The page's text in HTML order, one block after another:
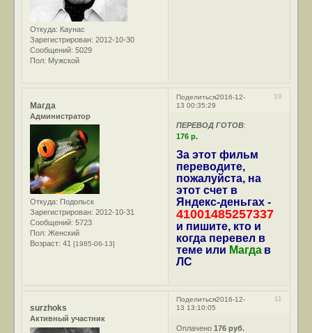
Откуда: Каунас
Зарегистрирован: 2012-10-30
Сообщений: 5029
Пол: Мужской
Поделиться 10
2016-12-
13 00:35:29
Магда
Администратор
Откуда: Подольск
Зарегистрирован: 2012-10-31
Сообщений: 5723
Пол: Женский
Возраст: 41[1985-06-13]
ПЕРЕВОД ГОТОВ:
176 р.
За этот фильм
переводите,
пожалуйста, на
этот счет в
Яндекс-деньгах -
41001485257337
и пишите, кто и
когда перевел в
теме или Магда в
ЛС
Поделиться 11
2016-12-
13 13:10:05
surzhoks
Активный участник
Оплачено176 руб.